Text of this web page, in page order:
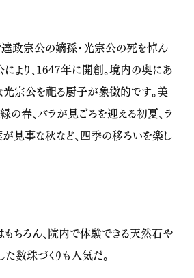
達政宗公の嫡孫・光宗公の死を悼ん
より、1647年に開創。境内の奥にあ
宗公を祀る厨子が象徴的です。美
の春、バラが見ごろを迎える初夏、ラ
が見事な秋など、四季の移ろいを楽し
ちろん、院内で体験できる天然石や
数珠づくりも人気だ。